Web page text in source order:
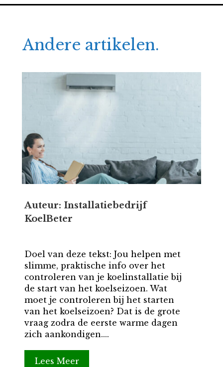
Andere artikelen.
Auteur: Installatiebedrijf
KoelBeter
Doel van deze tekst: Jou helpen met
slimme, praktische info over het
controleren van je koelinstallatie bij
de start van het koelseizoen. Wat
moet je controleren bij het starten
van het koelseizoen? Dat is de grote
vraag zodra de eerste warme dagen
zich aankondigen....
Lees Meer